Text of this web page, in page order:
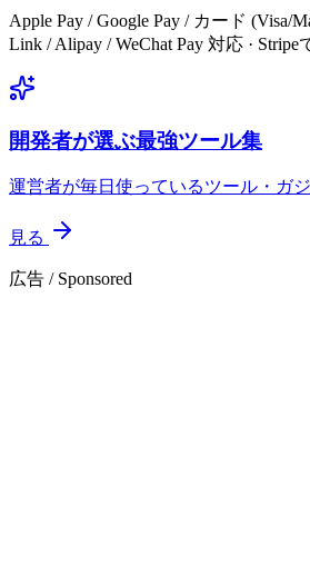
Apple Pay / Google Pay / カード (Visa/
Link / Alipay / WeChat Pay 対応 ·
開発者が選ぶ最強ツール集
運営者が毎日使っているツール・ガ
見る
広告 / Sponsored